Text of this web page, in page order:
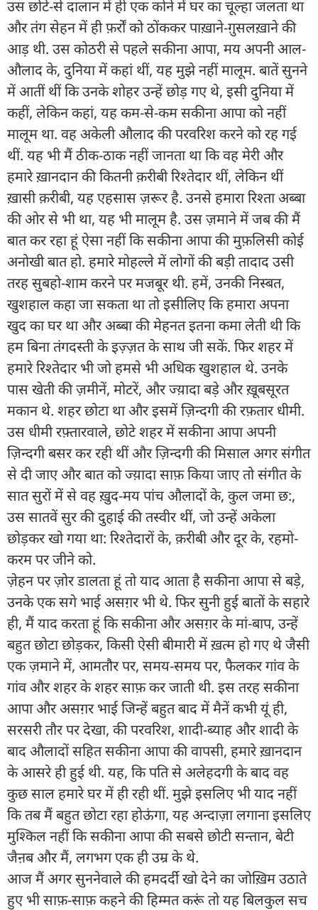
उस छोटे-से दालान में ही एक कोने में घर का चूल्हा जलता था
और तंग सेहन में ही फ़र्रों को ठोंककर पाख़ाने-ग़ुसलख़ाने की
आड़ थी. उस कोठरी से पहले सकीना आपा, मय अपनी आल-
औलाद के, दुनिया में कहां थीं, यह मुझे नहीं मालूम. बातें सुनने
में आतीं थीं कि उनके शोहर उन्हें छोड़ गए थे, इसी दुनिया में
कहीं, लेकिन कहां, यह कम-से-कम सकीना आपा को नहीं
मालूम था. वह अकेली औलाद की परवरिश करने को रह गई
थीं. यह भी मैं ठीक-ठाक नहीं जानता था कि वह मेरी और
हमारे ख़ानदान की कितनी क़रीबी रिश्तेदार थीं, लेकिन थीं
ख़ासी क़रीबी, यह एहसास ज़रूर है. उनसे हमारा रिश्ता अब्बा
की ओर से भी था, यह भी मालूम है. उस ज़माने में जब की मैं
बात कर रहा हूं ऐसा नहीं कि सकीना आपा की मुफ़लिसी कोई
अनोखी बात हो. हमारे मोहल्ले में लोगों की बड़ी तादाद उसी
तरह सुबहो-शाम करने पर मजबूर थी. हमें, उनकी निस्बत,
खुशहाल कहा जा सकता था तो इसीलिए कि हमारा अपना
खुद का घर था और अब्बा की मेहनत इतना कमा लेती थी कि
हम बिना तंगदस्ती के इज़्ज़त के साथ जी सकें. फिर शहर में
हमारे रिश्तेदार भी जो हमसे भी अधिक खुशहाल थे. उनके
पास खेती की ज़मीनें, मोटरें, और ज्य़ादा बड़े और ख़ूबसूरत
मकान थे. शहर छोटा था और इसमें ज़िन्दगी की रफ़तार धीमी.
उस धीमी रफ़्तारवाले, छोटे शहर में सकीना आपा अपनी
ज़िन्दगी बसर कर रही थीं और ज़िन्दगी की मिसाल अगर संगीत
से दी जाए और बात को ज्य़ादा साफ़ किया जाए तो संगीत के
सात सुरों में से वह ख़ुद-मय पांच औलादों के, कुल जमा छ:,
उस सातवें सुर की दुहाई की तस्वीर थीं, जो उन्हें अकेला
छोड़कर खो गया था: रिश्तेदारों के, क़रीबी और दूर के, रहमो-
करम पर जीने को.
ज़ेहन पर ज़ोर डालता हूं तो याद आता है सकीना आपा से बड़े,
उनके एक सगे भाई असग़र भी थे. फिर सुनी हुई बातों के सहारे
ही, मैं याद करता हूं कि सकीना और असग़र के मां-बाप, उन्हें
बहुत छोटा छोड़कर, किसी ऐसी बीमारी में ख़त्म हो गए थे जैसी
एक ज़माने में, आमतौर पर, समय-समय पर, फैलकर गांव के
गांव और शहर के शहर साफ़ कर जाती थी. इस तरह सकीना
आपा और असग़र भाई जिन्हें बहुत बाद में मैनें कभी यूं ही,
सरसरी तौर पर देखा, की परवरिश, शादी-ब्याह और शादी के
बाद औलादों सहित सकीना आपा की वापसी, हमारे ख़ानदान
के आसरे ही हुई थी. यह, कि पति से अलेहदगी के बाद वह
कुछ साल हमारे घर में ही रही थीं. मुझे इसलिए भी याद नहीं
कि तब मैं बहुत छोटा रहा होऊंगा, यह अन्दाज़ा लगाना इसलिए
मुश्किल नहीं कि सकीना आपा की सबसे छोटी सन्तान, बेटी
जैऩब और मैं, लगभग एक ही उम्र के थे.
आज मैं अगर सुननेवाले की हमदर्दी खो देने का जोख़िम उठाते
हुए भी साफ़-साफ़ कहने की हिम्मत करूं तो यह बिलकुल सच